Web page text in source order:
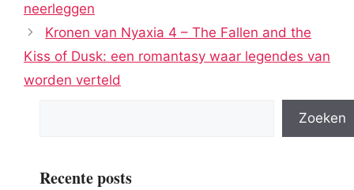
neerleggen
Kronen van Nyaxia 4 – The Fallen and the
Kiss of Dusk: een romantasy waar legendes van
worden verteld
Zoeken
Recente posts